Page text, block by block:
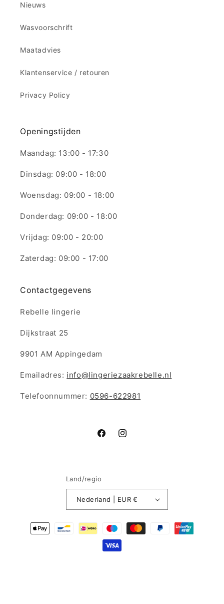
Nieuws
Wasvoorschrift
Maatadvies
Klantenservice / retouren
Privacy Policy
Openingstijden
Maandag: 13:00 - 17:30
Dinsdag: 09:00 - 18:00
Woensdag: 09:00 - 18:00
Donderdag: 09:00 - 18:00
Vrijdag: 09:00 - 20:00
Zaterdag: 09:00 - 17:00
Contactgegevens
Rebelle lingerie
Dijkstraat 25
9901 AM Appingedam
Emailadres: info@lingeriezaakrebelle.nl
Telefoonnummer: 0596-622981
FacebookInstagram
Land/regio
Nederland | EUR €
Betaalmethoden